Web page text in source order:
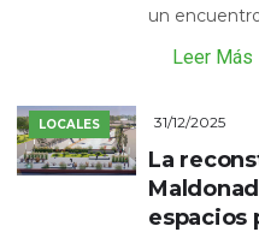
un
Leer Más
LOCALES 31/12/2025
La
espacios